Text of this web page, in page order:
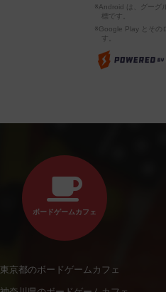
※Android は、グーグ
標です。
※Google Play とその
す。
ボードゲームカフェ
東京都のボードゲームカフェ